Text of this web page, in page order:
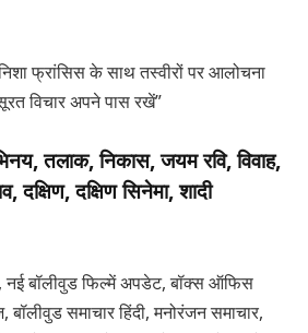
फ्रांसिस के साथ तस्वीरों पर आलोचना
विचार अपने पास रखें”
तलाक, निकास, जयम रवि, विवाह,
दक्षिण, दक्षिण सिनेमा, शादी
नई बॉलीवुड फिल्में अपडेट, बॉक्स ऑफिस
समाचार हिंदी, मनोरंजन समाचार,